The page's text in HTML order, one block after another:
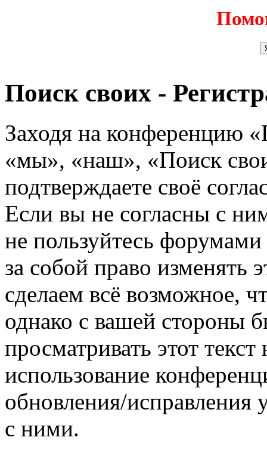
Поиск своих -
Заходя на конференцию
«мы», «наш», «Поиск
подтверждаете своё
Если вы не согласны с
не пользуйтесь
за собой право изменять
сделаем всё возможное,
однако с вашей стороны
просматривать этот
использование
обновления/исправления
с ними.